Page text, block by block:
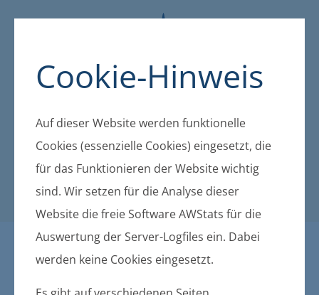
Cookie-Hinweis
Auf dieser Website werden funktionelle
Cookies (essenzielle Cookies) eingesetzt, die
für das Funktionieren der Website wichtig
sind. Wir setzen für die Analyse dieser
Website die freie Software AWStats für die
Auswertung der Server-Logfiles ein. Dabei
werden keine Cookies eingesetzt.
Öffentliche Bekanntmachu